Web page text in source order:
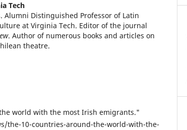
Tech
Alumni Distinguished Professor of Latin
at Virginia Tech. Editor of the journal
. Author of numerous books and articles on
theatre.
world with the most Irish emigrants."
the-10-countries-around-the-world-with-the-